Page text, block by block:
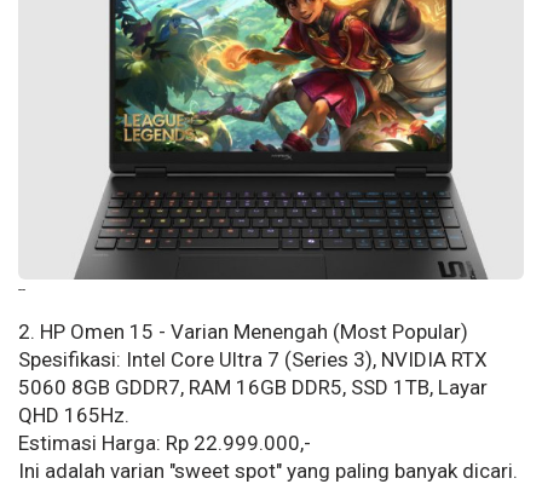
--
2. HP Omen 15 - Varian Menengah (Most Popular)
Spesifikasi: Intel Core Ultra 7 (Series 3), NVIDIA RTX
5060 8GB GDDR7, RAM 16GB DDR5, SSD 1TB, Layar
QHD 165Hz.
Estimasi Harga: Rp 22.999.000,-
Ini adalah varian "sweet spot" yang paling banyak dicari.